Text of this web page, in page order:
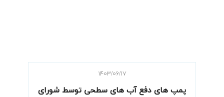
۱۴۰۳/۰۶/۱۷
پمپ های دفع آب های سطحی توسط شورای